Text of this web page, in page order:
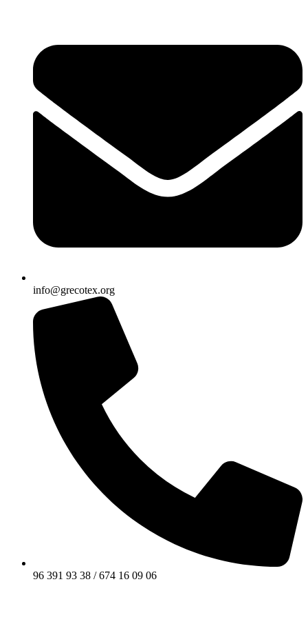
info@grecotex.org
96 391 93 38 / 674 16 09 06